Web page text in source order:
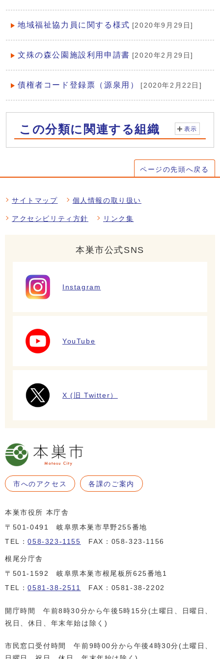
地域福祉協力員に関する様式 [2020年9月29日]
文殊の森公園施設利用申請書 [2020年2月29日]
債権者コード登録票（源泉用） [2020年2月22日]
この分類に関連する組織 表示
ページの先頭へ戻る
サイトマップ 個人情報の取り扱い
アクセシビリティ方針 リンク集
本巣市公式SNS
Instagram
YouTube
X (旧 Twitter）
市へのアクセス 各課のご案内
本巣市役所 本庁舎
〒501-0491 岐阜県本巣市早野255番地
TEL：058-323-1155 FAX：058-323-1156
根尾分庁舎
〒501-1592 岐阜県本巣市根尾板所625番地1
TEL：0581-38-2511 FAX：0581-38-2202
開庁時間 午前8時30分から午後5時15分(土曜日、日曜日、
祝日、休日、年末年始は除く)
市民窓口受付時間 午前9時00分から午後4時30分(土曜日、